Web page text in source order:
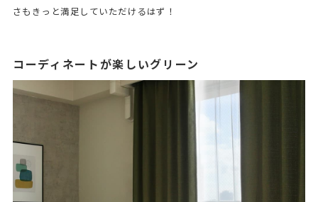
さもきっと満足していただけるはず！
コーディネートが楽しいグリーン